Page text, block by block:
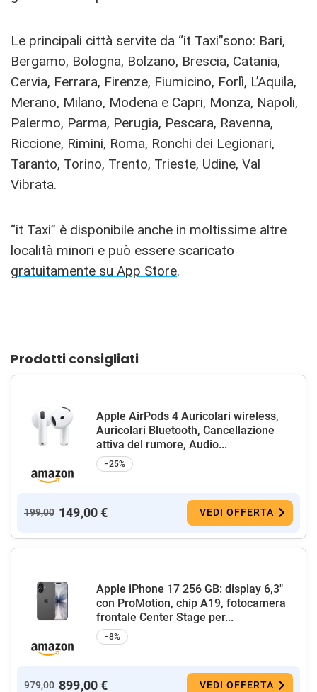
Le principali città servite da “it Taxi”sono: Bari,
Bergamo, Bologna, Bolzano, Brescia, Catania,
Cervia, Ferrara, Firenze, Fiumicino, Forlì, L’Aquila,
Merano, Milano, Modena e Capri, Monza, Napoli,
Palermo, Parma, Perugia, Pescara, Ravenna,
Riccione, Rimini, Roma, Ronchi dei Legionari,
Taranto, Torino, Trento, Trieste, Udine, Val
Vibrata.
“it Taxi” è disponibile anche in moltissime altre
località minori e può essere scaricato
gratuitamente su App Store.
Prodotti consigliati
Apple AirPods 4 Auricolari wireless,
Auricolari Bluetooth, Cancellazione
attiva del rumore, Audio...
−25%
199,00 149,00 € VEDI OFFERTA
Apple iPhone 17 256 GB: display 6,3"
con ProMotion, chip A19, fotocamera
frontale Center Stage per...
−8%
979,00 899,00 € VEDI OFFERTA